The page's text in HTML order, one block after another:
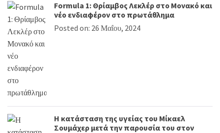
Formula 1: Θρίαμβος Λεκλέρ στο Μονακό και
νέο ενδιαφέρον στο πρωτάθλημα
Posted on: 26 Μαΐου, 2024
Η κατάσταση της υγείας του Μίκαελ
Σουμάχερ μετά την παρουσία του στον